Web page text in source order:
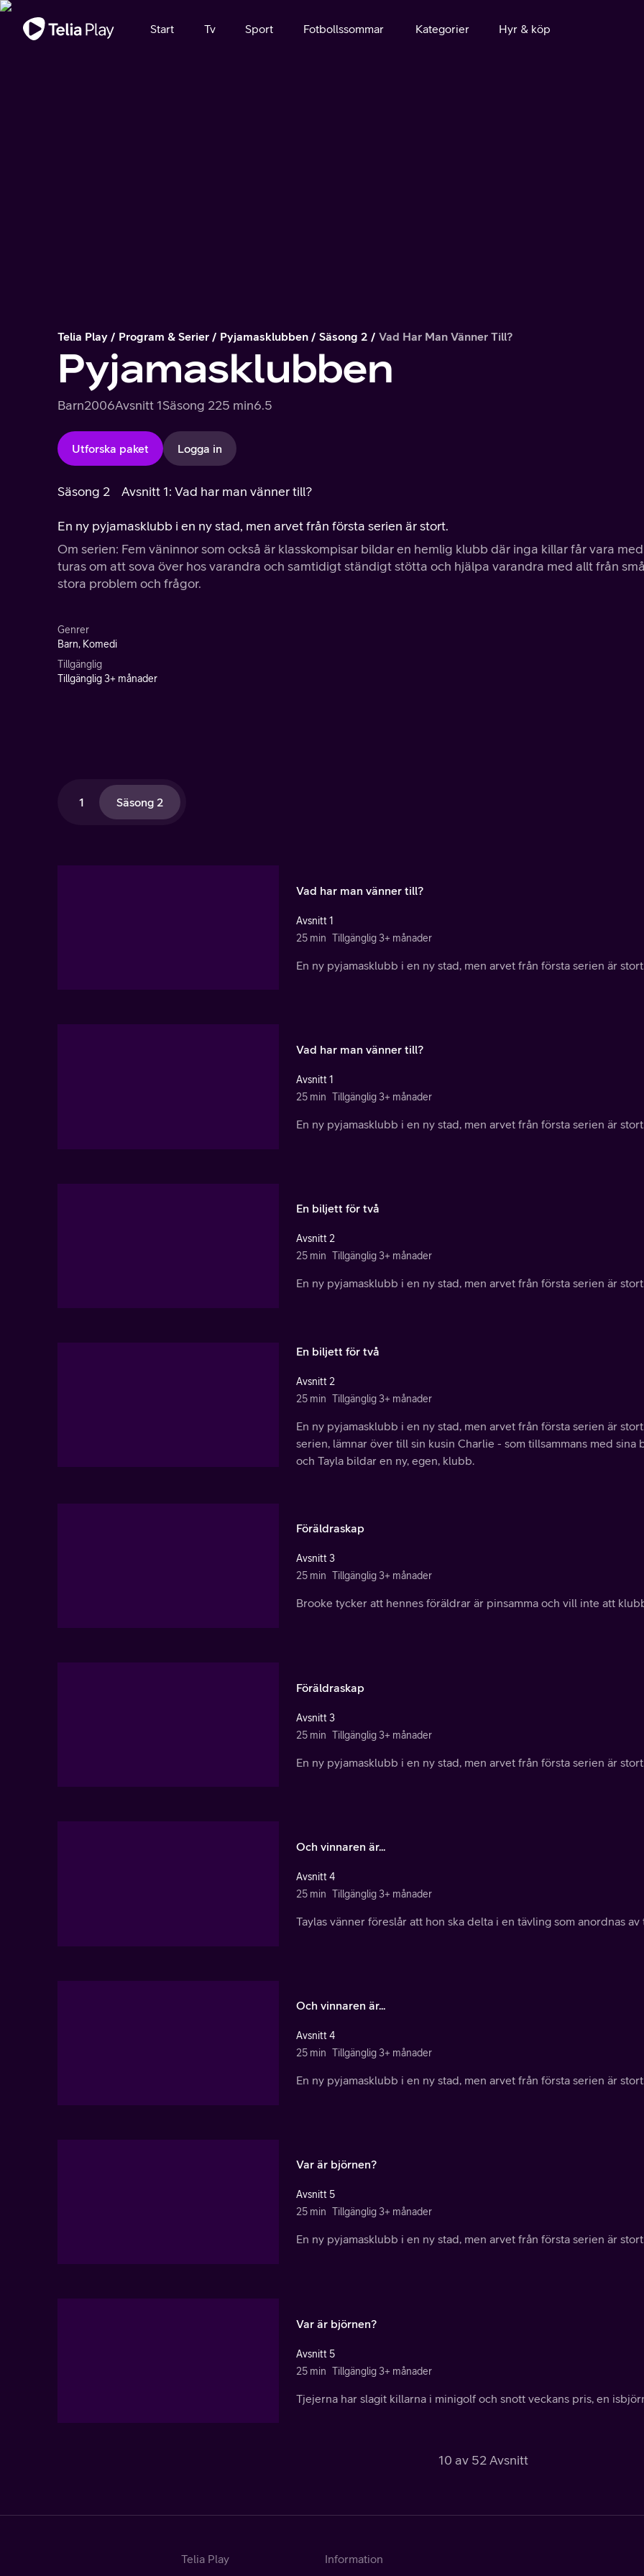
Viktigt meddelande
Start Tv Sport Fotbollssommar Kategorier Hyr & köp
Telia Play Program & Serier Pyjamasklubben Säsong 2 Vad Har Man Vänner Till?
Pyjamasklubben
Barn2006Avsnitt 1Säsong 225 min6.5
Utforska paket Logga in
Säsong 2 Avsnitt 1: Vad har man vänner till?
En ny pyjamasklubb i en ny stad, men arvet från första serien är stort.
Om serien: Fem väninnor som också är klasskompisar bildar en hemlig klubb där inga killar får vara
turas om att sova över hos varandra och samtidigt ständigt stötta och hjälpa varandra med allt från
stora problem och frågor.
Genrer
Barn, Komedi
Tillgänglig
Tillgänglig 3+ månader
1 Säsong 2
Vad har man vänner till?
Avsnitt 1
25 min Tillgänglig 3+ månader
En ny pyjamasklubb i en ny stad, men arvet från första serien är
Vad har man vänner till?
Avsnitt 1
25 min Tillgänglig 3+ månader
En ny pyjamasklubb i en ny stad, men arvet från första serien är
En biljett för två
Avsnitt 2
25 min Tillgänglig 3+ månader
En ny pyjamasklubb i en ny stad, men arvet från första serien är
En biljett för två
Avsnitt 2
25 min Tillgänglig 3+ månader
En ny pyjamasklubb i en ny stad, men arvet från första serien är
serien, lämnar över till sin kusin Charlie - som tillsammans med sina
och Tayla bildar en ny, egen, klubb.
Föräldraskap
Avsnitt 3
25 min Tillgänglig 3+ månader
Brooke tycker att hennes föräldrar är pinsamma och vill inte att
Föräldraskap
Avsnitt 3
25 min Tillgänglig 3+ månader
En ny pyjamasklubb i en ny stad, men arvet från första serien är
Och vinnaren är...
Avsnitt 4
25 min Tillgänglig 3+ månader
Taylas vänner föreslår att hon ska delta i en tävling som anordnas
Och vinnaren är...
Avsnitt 4
25 min Tillgänglig 3+ månader
En ny pyjamasklubb i en ny stad, men arvet från första serien är
Var är björnen?
Avsnitt 5
25 min Tillgänglig 3+ månader
En ny pyjamasklubb i en ny stad, men arvet från första serien är
Var är björnen?
Avsnitt 5
25 min Tillgänglig 3+ månader
Tjejerna har slagit killarna i minigolf och snott veckans pris, en
10 av 52 Avsnitt
Telia Play
Information